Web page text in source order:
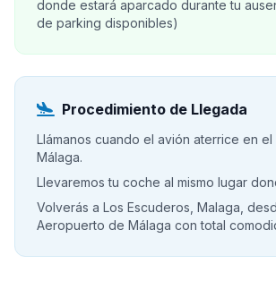
donde estará aparcado durante tu
de parking disponibles)
Procedimiento de Llegada
Llámanos cuando el avión aterrice en
Málaga.
Llevaremos tu coche al mismo lugar
Volverás a Los Escuderos, Malaga,
Aeropuerto de Málaga con total